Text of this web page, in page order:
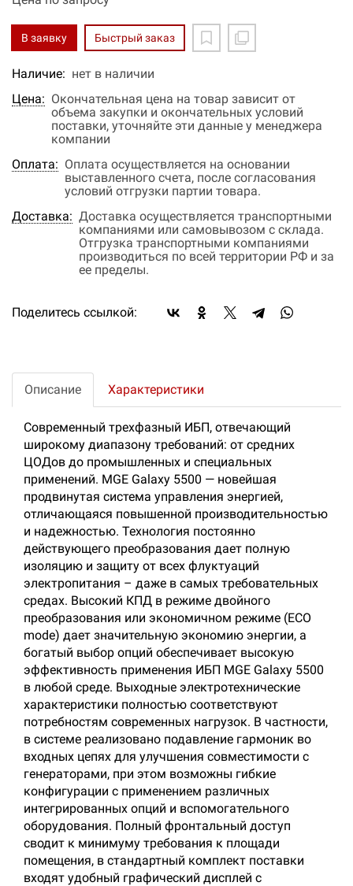
В заявку Быстрый заказ
Наличие: нет в наличии
Цена: Окончательная цена на товар зависит от
объема закупки и окончательных условий
поставки, уточняйте эти данные у менеджера
компании
Оплата: Оплата осуществляется на основании
выставленного счета, после согласования
условий отгрузки партии товара.
Доставка: Доставка осуществляется транспортными
компаниями или самовывозом с склада.
Отгрузка транспортными компаниями
производиться по всей территории РФ и за
ее пределы.
Поделитесь ссылкой:
Описание Характеристики
Современный трехфазный ИБП, отвечающий
широкому диапазону требований: от средних
ЦОДов до промышленных и специальных
применений. MGE Galaxy 5500 — новейшая
продвинутая система управления энергией,
отличающаяся повышенной производительностью
и надежностью. Технология постоянно
действующего преобразования дает полную
изоляцию и защиту от всех флуктуаций
электропитания – даже в самых требовательных
средах. Высокий КПД в режиме двойного
преобразования или экономичном режиме (ECO
mode) дает значительную экономию энергии, а
богатый выбор опций обеспечивает высокую
эффективность применения ИБП MGE Galaxy 5500
в любой среде. Выходные электротехнические
характеристики полностью соответствуют
потребностям современных нагрузок. В частности,
в системе реализовано подавление гармоник во
входных цепях для улучшения совместимости с
генераторами, при этом возможны гибкие
конфигурации с применением различных
интегрированных опций и вспомогательного
оборудования. Полный фронтальный доступ
сводит к минимуму требования к площади
помещения, в стандартный комплект поставки
входят удобный графический дисплей с